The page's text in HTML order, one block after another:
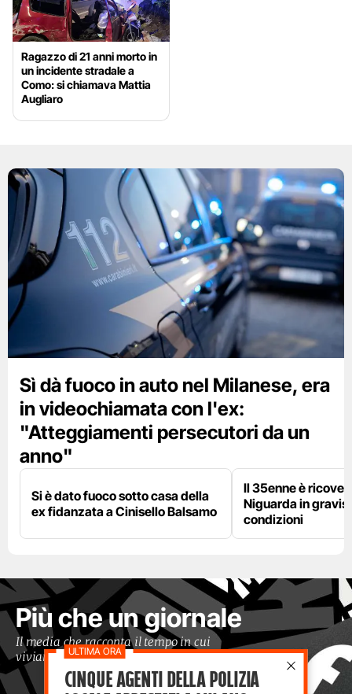
Ragazzo di 21 anni morto in
un incidente stradale a
Como: si chiamava Mattia
Augliaro
Sì dà fuoco in auto nel Milanese, era
in videochiamata con l'ex:
"Atteggiamenti persecutori da un
anno"
Si è dato fuoco sotto casa della
ex fidanzata a Cinisello Balsamo
Il 35enne è
Niguarda in
condizioni
Più che un giornale
Il media che racconta il tempo in cui
viviamo con occhi moderni
Cinque agenti della polizia